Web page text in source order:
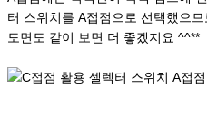
터 스위치를 A접점으로 선택했으
도면도 같이 보면 더 좋겠지요 ^^**